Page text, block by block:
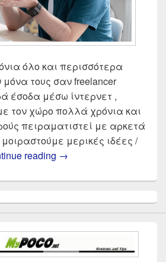
όλο και περισσότερα
τους σαν freelancer
έσοδα μέσω ίντερνετ ,
τον χώρο πολλά χρόνια και
πειραματιστεί με αρκετά
μερικές ιδέες /
reading Πως θα βγάλω λεφτά
→